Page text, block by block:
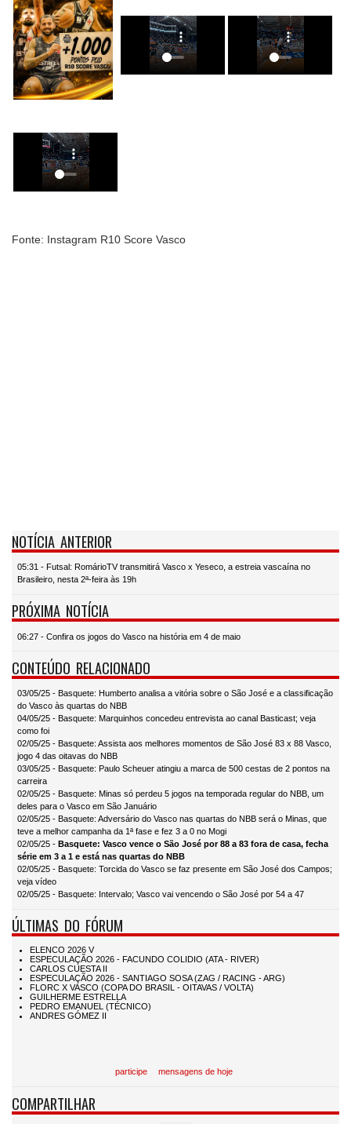
Fonte: Instagram R10 Score Vasco
NOTÍCIA ANTERIOR
05:31 - Futsal: RomárioTV transmitirá Vasco x Yeseco, a estreia vascaína no
Brasileiro, nesta 2ª-feira às 19h
PRÓXIMA NOTÍCIA
06:27 - Confira os jogos do Vasco na história em 4 de maio
CONTEÚDO RELACIONADO
03/05/25 - Basquete: Humberto analisa a vitória sobre o São José e a classificação
do Vasco às quartas do NBB
04/05/25 - Basquete: Marquinhos concedeu entrevista ao canal Basticast; veja
como foi
02/05/25 - Basquete: Assista aos melhores momentos de São José 83 x 88 Vasco,
jogo 4 das oitavas do NBB
03/05/25 - Basquete: Paulo Scheuer atingiu a marca de 500 cestas de 2 pontos na
carreira
02/05/25 - Basquete: Minas só perdeu 5 jogos na temporada regular do NBB, um
deles para o Vasco em São Januário
02/05/25 - Basquete: Adversário do Vasco nas quartas do NBB será o Minas, que
teve a melhor campanha da 1ª fase e fez 3 a 0 no Mogi
02/05/25 - Basquete: Vasco vence o São José por 88 a 83 fora de casa, fecha
série em 3 a 1 e está nas quartas do NBB
02/05/25 - Basquete: Torcida do Vasco se faz presente em São José dos Campos;
veja vídeo
02/05/25 - Basquete: Intervalo; Vasco vai vencendo o São José por 54 a 47
ÚLTIMAS DO FÓRUM
participe mensagens de hoje
COMPARTILHAR